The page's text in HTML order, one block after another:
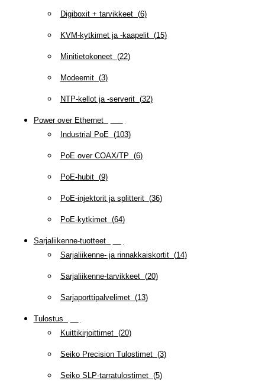
Digiboxit + tarvikkeet(6)
KVM-kytkimet ja -kaapelit(15)
Minitietokoneet(22)
Modeemit(3)
NTP-kellot ja -serverit(32)
Power over Ethernet(
Industrial PoE(103)
PoE over COAX/TP (6)
PoE-hubit(9)
PoE-injektorit ja splitterit(36)
PoE-kytkimet(64)
Sarjaliikenne-tuotteet(
Sarjaliikenne- ja rinnakkaiskortit(14)
Sarjaliikenne-tarvikkeet(20)
Sarjaporttipalvelimet(13)
Tulostus
Kuittikirjoittimet(20)
Seiko Precision Tulostimet(3)
Seiko SLP-tarratulostimet(5)